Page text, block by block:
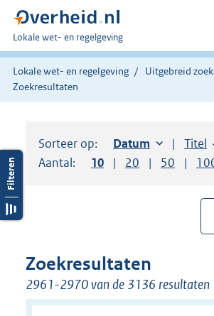
U
bent
hier:
Lokale wet- en regelgeving
Lokale wet- en regelgeving
Uitgebreid
Zoekresultaten
Sorteer op: Sorteer op:
Datum oplopend
Titel
Aantal:
Toon
10 resultaten per
Toon
20 resultaten
Toon
50
Zoekresultaten
2961-2970 van de 3136 resultaten